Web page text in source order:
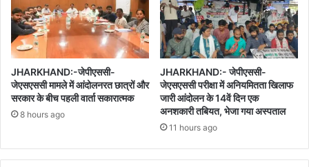
JHARKHAND:-जेपीएससी-
जेएसएससी मामले में आंदोलनरत छात्रों और
सरकार के बीच पहली वार्ता सकारात्मक
8 hours ago
JHARKHAND:- जेपीएससी-
जेएसएससी परीक्षा में अनियमितता खिलाफ
जारी आंदोलन के 14वें दिन एक
अनशकारी तबियत, भेजा गया अस्पताल
11 hours ago